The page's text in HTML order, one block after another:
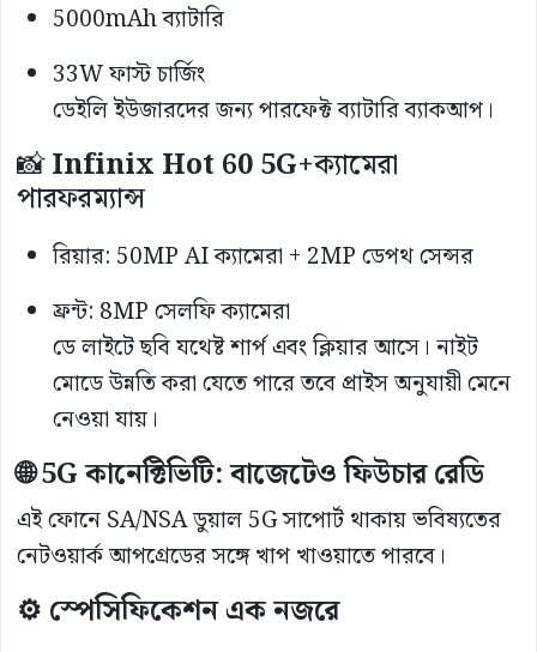
5000mAh ব্যাটারি
33W ফাস্ট চার্জিং
ডেইলি ইউজারদের জন্য পারফেক্ট ব্যাটারি ব্যাকআপ।
📸Infinix Hot 60 5G+ক্যামেরা
পারফরম্যান্স
রিয়ার: 50MP AI ক্যামেরা + 2MP ডেপথ সেন্সর
ফ্রন্ট: 8MP সেলফি ক্যামেরা
ডে লাইটে ছবি যথেষ্ট শার্প এবং ক্লিয়ার আসে। নাইট
মোডে উন্নতি করা যেতে পারে তবে প্রাইস অনুযায়ী মেনে
নেওয়া যায়।
🌐 5G কানেক্টিভিটি: বাজেটেও ফিউচার রেডি
এই ফোনে SA/NSA ডুয়াল 5G সাপোর্ট থাকায় ভবিষ্যতের
নেটওয়ার্ক আপগ্রেডের সঙ্গে খাপ খাওয়াতে পারবে।
⚙️ স্পেসিফিকেশন এক নজরে